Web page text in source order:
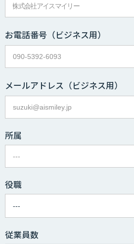
お電話番号 （ビジネス用）
メールアドレス （ビジネス用）
所属
役職
従業員数